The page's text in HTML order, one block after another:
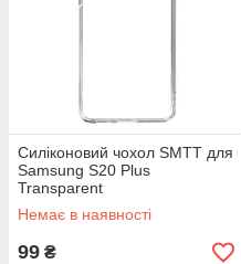
Силіконовий чохол SMTT для
Samsung S20 Plus
Transparent
Немає в наявності
99 ₴